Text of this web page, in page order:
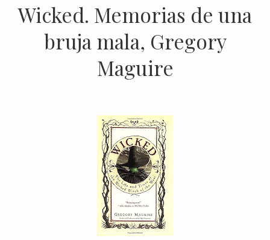
Wicked. Memorias de una
bruja mala, Gregory
Maguire